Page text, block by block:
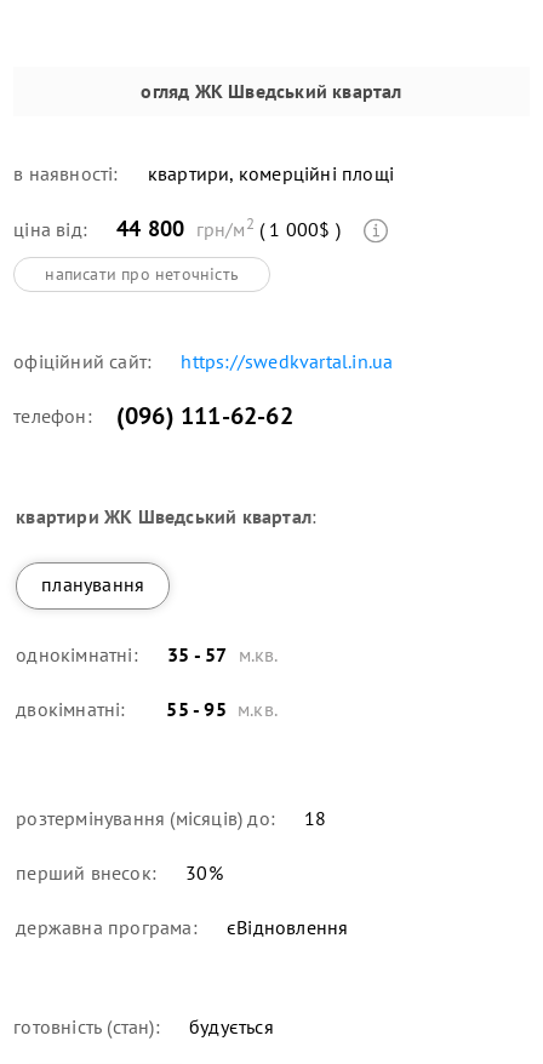
огляд ЖК Шведський квартал
в наявності: квартири, комерційні площі
ціна від: 44 800 грн/м2 ( 1 000$ )
написати про неточність
офіційний сайт: https://swedkvartal.in.ua
телефон: (096) 111-62-62
квартири ЖК Шведський квартал:
планування
однокімнатні: 35 - 57 м.кв.
двокімнатні: 55 - 95 м.кв.
розтермінування (місяців) до: 18
перший внесок: 30%
державна програма: єВідновлення
готовність (стан): будується